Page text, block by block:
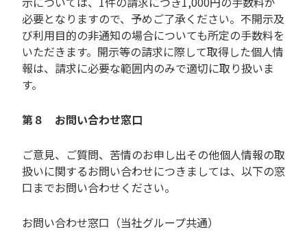
必要となりますので、予めご了承ください。不開示及
び利用目的の非通知の場合についても所定の手数料を
いただきます。開示等の請求に際して取得した個人情
報は、請求に必要な範囲内のみで適切に取り扱いま
す。
第８ お問い合わせ窓口
ご意見、ご質問、苦情のお申し出その他個人情報の取
扱いに関するお問い合わせにつきましては、以下の窓
口までお問い合わせください。
お問い合わせ窓口（当社グループ共通）